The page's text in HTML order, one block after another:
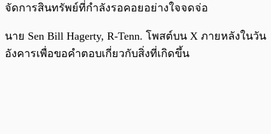
จัดการสินทรัพย์ที่กำลังรอคอยอย่างใจจดจ่อ
นาย Sen Bill Hagerty, R-Tenn. โพสต์บน X ภายหลังในวัน
อังคารเพื่อขอคำตอบเกี่ยวกับสิ่งที่เกิดขึ้น